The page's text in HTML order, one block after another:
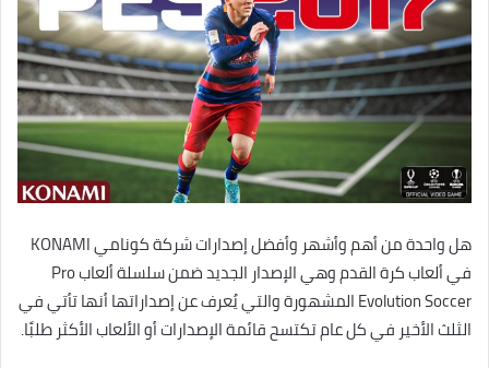
هل واحدة من أهم وأشهر وأفضل إصدارات شركة كونامي KONAMI
في ألعاب كرة القدم وهي الإصدار الجديد ضمن سلسلة ألعاب Pro
Evolution Soccer المشهورة والتي يُعرف عن إصداراتها أنها تأتي في
الثلث الأخير في كل عام تكتسح قائمة الإصدارات أو الألعاب الأكثر طلبًا.